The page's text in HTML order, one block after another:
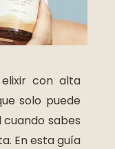
con alta
solo puede
sabes
En esta guía